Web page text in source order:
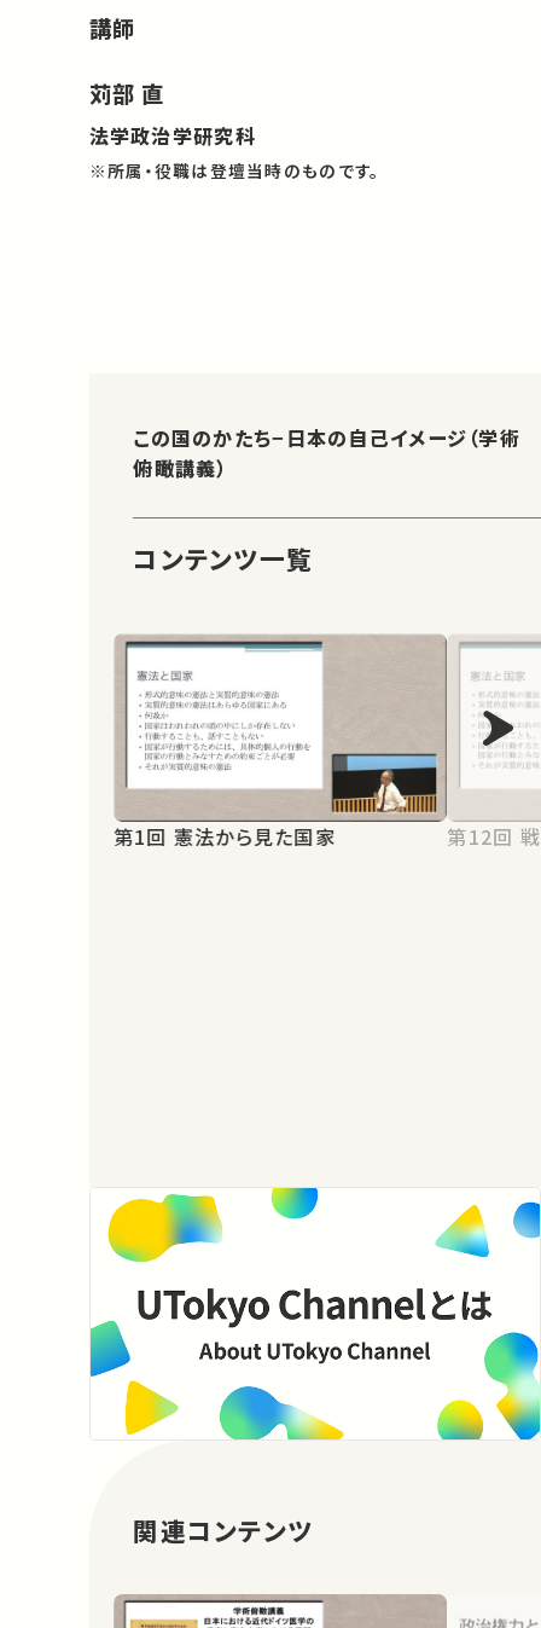
講師
苅部 直
法学政治学研究科
※所属・役職は登壇当時のものです。
この国のかたち−日本の自己イメージ（学術
俯瞰講義）
コンテンツ一覧
第1回 憲法から見た国家 第
関連コンテンツ